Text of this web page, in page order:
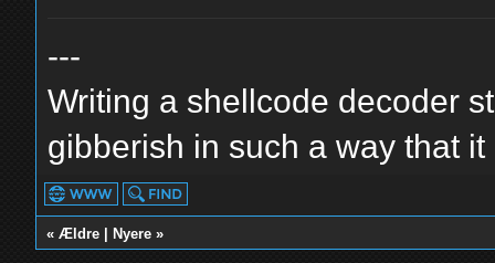
---
Writing a shellcode decoder
gibberish in such a way that
«Ældre Nyere »